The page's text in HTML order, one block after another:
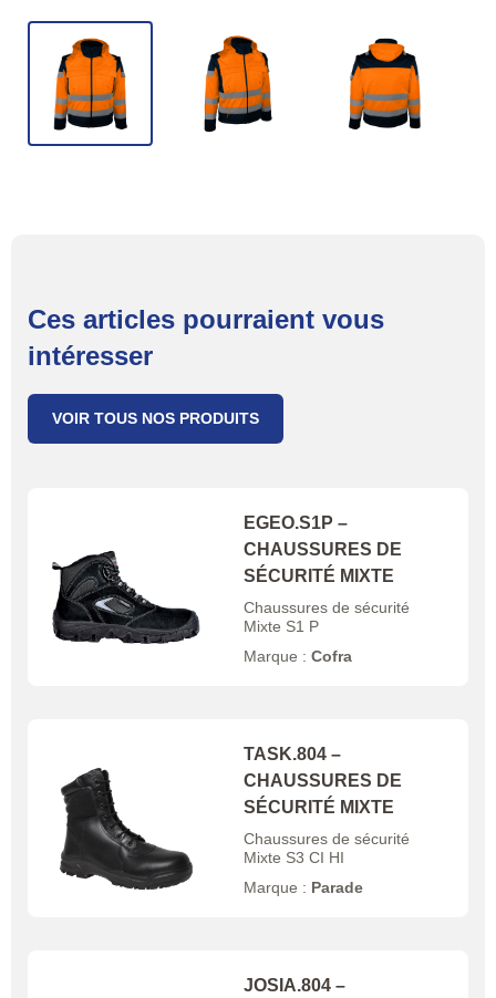
Ces articles pourraient vous
intéresser
VOIR TOUS NOS PRODUITS
EGEO.S1P –
CHAUSSURES DE
SÉCURITÉ MIXTE
Chaussures de sécurité
Mixte S1 P
Marque :Cofra
TASK.804 –
CHAUSSURES DE
SÉCURITÉ MIXTE
Chaussures de sécurité
Mixte S3 CI HI
Marque : Parade
JOSIA.804 –